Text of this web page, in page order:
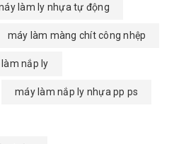
làm ly nhựa tự động
máy làm màng chít công nhệp
nắp ly
máy làm nắp ly nhựa pp ps